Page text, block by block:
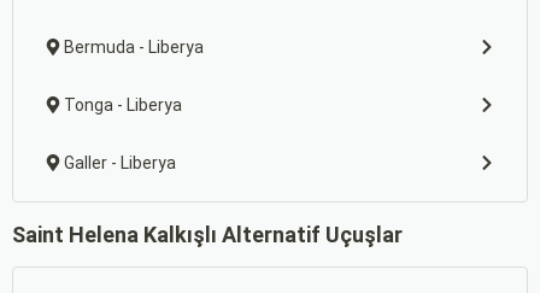
Bermuda - Liberya
Tonga - Liberya
Galler - Liberya
Saint Helena Kalkışlı Alternatif Uçuşlar